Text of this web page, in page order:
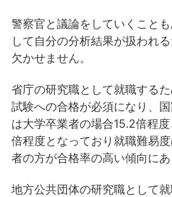
警察官と議論をしていくこと
して自分の分析結果が扱われ
欠かせません。
省庁の研究職として就職する
試験への合格が必須になり、
は大学卒業者の場合15.2倍程
倍程度となっており就職難易
者の方が合格率の高い傾向にあ
地方公共団体の研究職として